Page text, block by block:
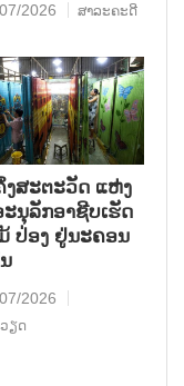
2026 ສາລະຄະດີ
ງສະຕະວັດ ແຫ່ງ
ະນຸລັກອາຊີບເຮັດ
ປ່ອງ ຢູ່ນະຄອນ
2026
ຽດ